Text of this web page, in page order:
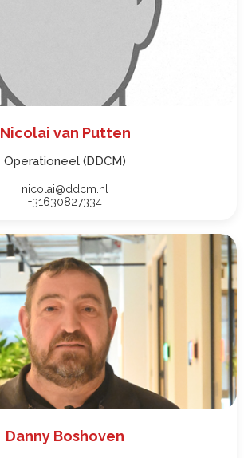
Nicolai van Putten
Operationeel (DDCM)
nicolai@ddcm.nl
+31630827334
Danny Boshoven